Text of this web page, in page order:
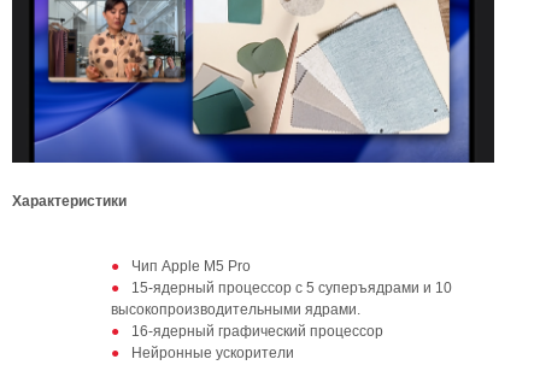
Характеристики
Чип Apple M5 Pro
15-ядерный процессор с 5 суперъядрами и 10
высокопроизводительными ядрами.
16-ядерный графический процессор
Нейронные ускорители